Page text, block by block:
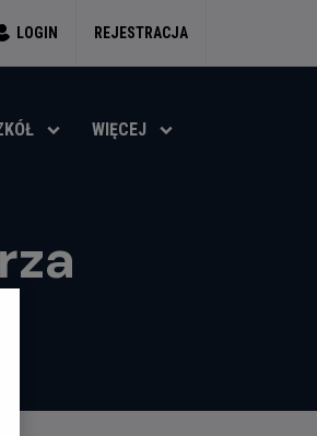
LOGIN REJESTRACJA
WIĘCEJ